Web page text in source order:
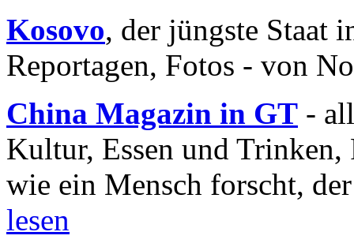
Kosovo, der jüngste Staat
Reportagen, Fotos - von
China Magazin in GT -
Kultur, Essen und
wie ein Mensch forscht,
lesen